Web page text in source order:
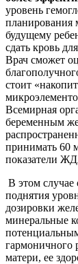
уровень
планирования
будущему
сдать кровь
Врач сможет
стоит
Всемирная
беременным
принимать 60
показатели
В этом случае
поднятия
дозировки
минеральные
гармоничного
матери, ее